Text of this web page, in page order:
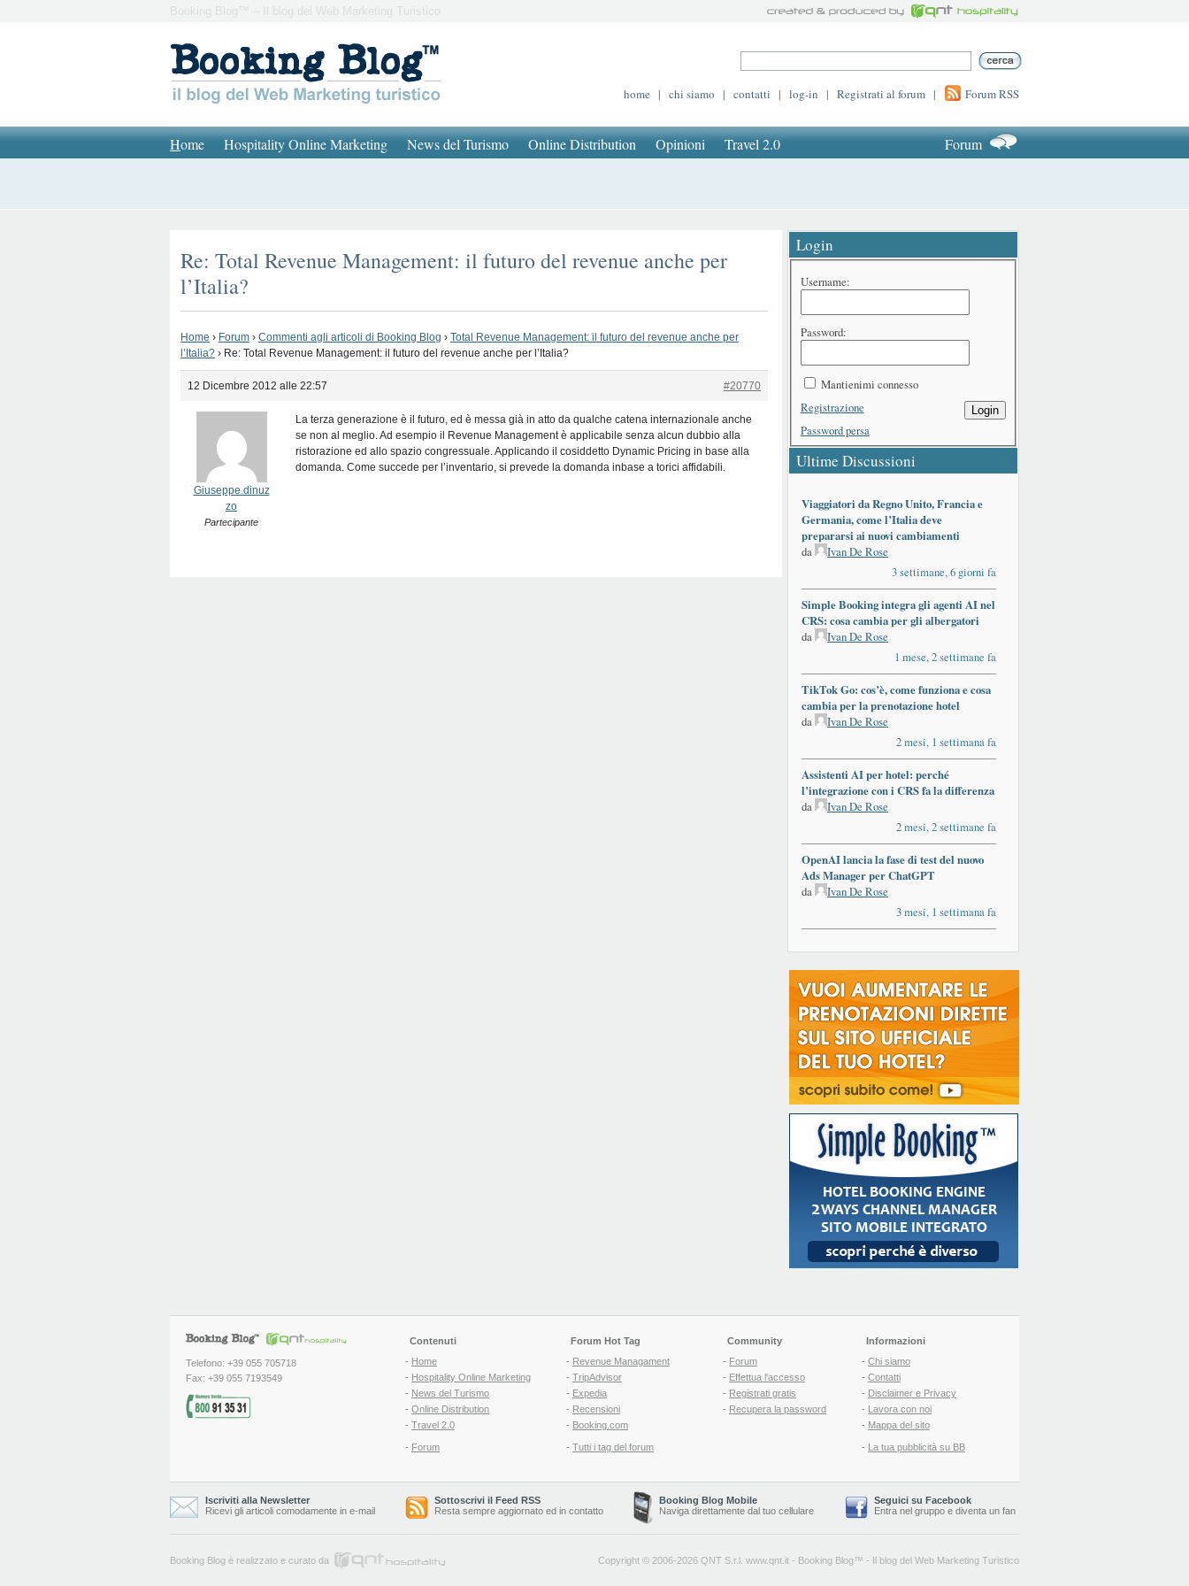
Booking Blog™ – Il blog del Web Marketing Turistico
home | chi siamo | contatti | log-in | Registrati al forum | Forum RSS
Home Hospitality Online Marketing News del Turismo Online Distribution Opinioni Travel 2.0 Forum
Re: Total Revenue Management: il futuro del revenue anche per
l’Italia?
Home › Forum › Commenti agli articoli di Booking Blog › Total Revenue Management: il futuro del revenue anche per
l’Italia? › Re: Total Revenue Management: il futuro del revenue anche per l’Italia?
12 Dicembre 2012 alle 22:57 #20770
Giuseppe.dinuz
zo
Partecipante
La terza generazione è il futuro, ed è messa già in atto da qualche catena internazionale anche
se non al meglio. Ad esempio il Revenue Management è applicabile senza alcun dubbio alla
ristorazione ed allo spazio congressuale. Applicando il cosiddetto Dynamic Pricing in base alla
domanda. Come succede per l’inventario, si prevede la domanda inbase a torici affidabili.
Login
Username:
Password:
Mantienimi connesso
Login
Registrazione
Password persa
Ultime Discussioni
Viaggiatori da Regno Unito, Francia e
Germania, come l’Italia deve
prepararsi ai nuovi cambiamenti
da
Ivan De Rose
3 settimane, 6 giorni fa
Simple Booking integra gli agenti AI nel
CRS: cosa cambia per gli albergatori
da
Ivan De Rose
1 mese, 2 settimane fa
TikTok Go: cos’è, come funziona e cosa
cambia per la prenotazione hotel
da
Ivan De Rose
2 mesi, 1 settimana fa
Assistenti AI per hotel: perché
l’integrazione con i CRS fa la differenza
da
Ivan De Rose
2 mesi, 2 settimane fa
OpenAI lancia la fase di test del nuovo
Ads Manager per ChatGPT
da
Ivan De Rose
3 mesi, 1 settimana fa
Telefono: +39 055 705718
Fax: +39 055 7193549
Contenuti
- Home
- Hospitality Online Marketing
- News del Turismo
- Online Distribution
- Travel 2.0
- Forum
Forum Hot Tag
- Revenue Managament
- TripAdvisor
- Expedia
- Recensioni
- Booking.com
- Tutti i tag del forum
Community
- Forum
- Effettua l'accesso
- Registrati gratis
- Recupera la password
Informazioni
- Chi siamo
- Contatti
- Disclaimer e Privacy
- Lavora con noi
- Mappa del sito
- La tua pubblicità su BB
Iscriviti alla Newsletter
Ricevi gli articoli comodamente in e-mail
Sottoscrivi il Feed RSS
Resta sempre aggiornato ed in contatto
Booking Blog Mobile
Naviga direttamente dal tuo cellulare
Seguici su Facebook
Entra nel gruppo e diventa un fan
Booking Blog è realizzato e curato da Copyright © 2006-2026 QNT S.r.l. www.qnt.it - Booking Blog™ - Il blog del Web Marketing Turistico